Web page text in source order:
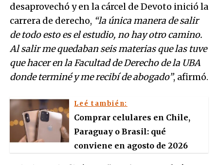
desaprovechó y en la cárcel de Devoto inició la
carrera de derecho, “la única manera de salir
de todo esto es el estudio, no hay otro camino.
Al salir me quedaban seis materias que las tuve
que hacer en la Facultad de Derecho de la UBA
donde terminé y me recibí de abogado”, afirmó.
Leé también:
Comprar celulares en Chile,
Paraguay o Brasil: qué
conviene en agosto de 2026